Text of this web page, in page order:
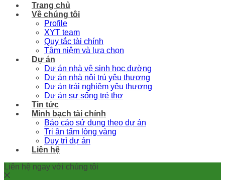
Trang chủ
Về chúng tôi
Profile
XYT team
Quy tắc tài chính
Tâm niệm và lựa chọn
Dự án
Dự án nhà vệ sinh học đường
Dự án nhà nội trú yêu thương
Dự án trải nghiệm yêu thương
Dự án sự sống trẻ thơ
Tin tức
Minh bạch tài chính
Báo cáo sử dụng theo dự án
Tri ân tấm lòng vàng
Duy trì dự án
Liên hệ
Liên hệ ngay với chúng tôi